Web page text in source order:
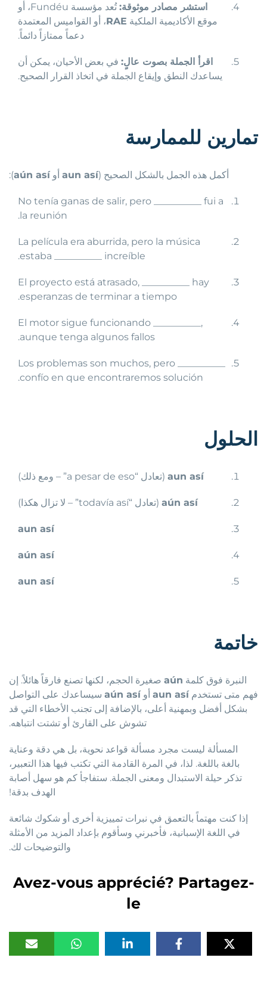
استشر مصادر موثوقة:
تُعد مؤسسة Fundéu، أو
موقع الأكاديمية الملكية RAE، أو القواميس المعتمدة
دعماً ممتازاً دائماً.
اقرأ الجملة بصوت عالٍ:في بعض الأحيان، يمكن أن
يساعدك النطق وإيقاع الجملة في اتخاذ القرار الصحيح.
تمارين للممارسة
أكمل هذه الجمل بالشكل الصحيح ( aun asíأو aún así
):
No tenía ganas de salir, pero __________ fui a
la reunión.
La película era aburrida, pero la música
estaba __________ increíble.
El proyecto está atrasado, __________ hay
esperanzas de terminar a tiempo.
El motor sigue funcionando __________,
aunque tenga algunos fallos.
Los problemas son muchos, pero __________
confío en que encontraremos solución.
الحلول
aun así(تعادل “a pesar de eso” – ومع ذلك)
aún así(تعادل “todavía así” – لا تزال هكذا)
aun así
aún así
aun así
خاتمة
النبرة فوق كلمة aúnصغيرة الحجم، لكنها تصنع فارقاً هائلاً. إن
فهم متى تستخدم aun asíأو aún asíسيساعدك على التواصل
بشكل أفضل وبمهنية أعلى، بالإضافة إلى تجنب الأخطاء التي قد
تشوش على القارئ أو تشتت انتباهه.
المسألة ليست مجرد مسألة قواعد نحوية، بل هي دقة وعناية
بالغة باللغة. لذا، في المرة القادمة التي تكتب فيها هذا التعبير،
تذكر حيلة الاستبدال ومعنى الجملة. ستفاجأ كم هو سهل أصابة
الهدف بدقة!
إذا كنت مهتماً بالتعمق في نبرات تمييزية أخرى أو شكوك شائعة
في اللغة الإسبانية، فأخبرني وسأقوم بإعداد المزيد من الأمثلة
والتوضيحات لك.
Avez-vous apprécié? Partagez-
le